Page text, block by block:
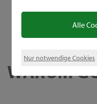
Alle
Nur notwendige Cookies
WARUM